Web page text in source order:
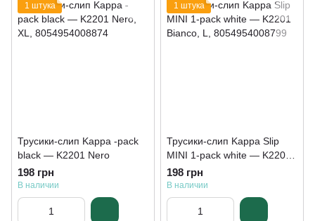
1 штука
Трусики-слип Kappa -pack
black — K2201 Nero
198 грн
В наличии
1 штука
Трусики-слип Kappa Slip
MINI 1-pack white — K2201
Bianco
198 грн
В наличии